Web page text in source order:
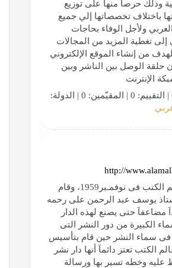
وذلك حرصا منها على توزيع
باختلاف تخصصاتها إلي جميع
ولأجل الوفاء بحاجات
إلى تغطية المزيد من المجالات
من إنشاء الموقع الإلكتروني
حلقة الوصل بين الناشر وبين
الإنترنت
http://
تأسـسـت عالم الكتب فى نوفمـبر1959، وقام
يوسف عبد الرحمن على رحمه
مضاعفاَ حتى يصنع لهذه الدار
الكبيرة من دور النشر التى
سماء النشر حين قام بتأسيس
الكتب تعتز دائماَ أنها دار نشر
عليه وخطه تسير بها ورسالة